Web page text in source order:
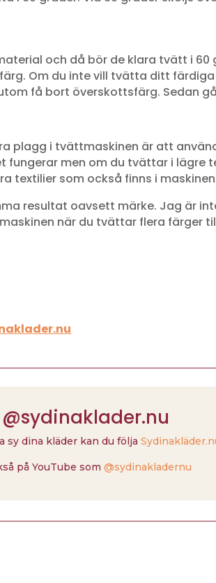
och då bör de klara tvätt i
Om du inte vill tvätta ditt
få bort överskottsfärg. Sedan
plagg i tvättmaskinen är att
men om du tvättar i lägre
textilier som också finns i
resultat oavsett märke. Jag är
när du tvättar flera färger
@sydinaklader.nu
sy dina kläder kan du följa
på YouTube som @sydinakladernu